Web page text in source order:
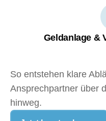
Geldanlage &
So entstehen klare
Ansprechpartner über
hinweg.